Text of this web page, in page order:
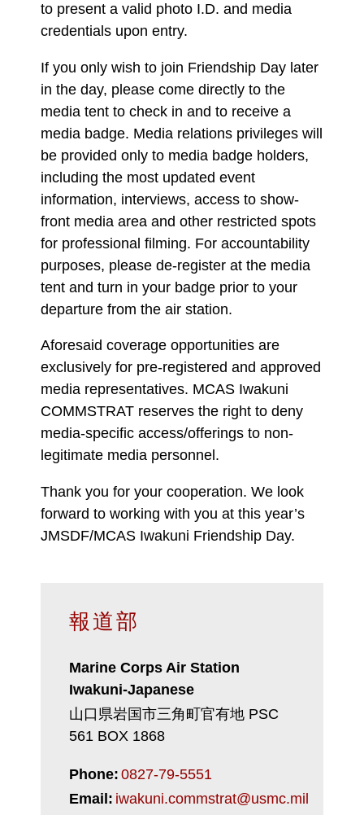
to present a valid photo I.D. and media
credentials upon entry.
If you only wish to join Friendship Day later
in the day, please come directly to the
media tent to check in and to receive a
media badge. Media relations privileges will
be provided only to media badge holders,
including the most updated event
information, interviews, access to show-
front media area and other restricted spots
for professional filming. For accountability
purposes, please de-register at the media
tent and turn in your badge prior to your
departure from the air station.
Aforesaid coverage opportunities are
exclusively for pre-registered and approved
media representatives. MCAS Iwakuni
COMMSTRAT reserves the right to deny
media-specific access/offerings to non-
legitimate media personnel.
Thank you for your cooperation. We look
forward to working with you at this year’s
JMSDF/MCAS Iwakuni Friendship Day.
報道部
Marine Corps Air Station
Iwakuni-Japanese
山口県岩国市三角町官有地 PSC
561 BOX 1868
Phone: 0827-79-5551
Email: iwakuni.commstrat@usmc.mil